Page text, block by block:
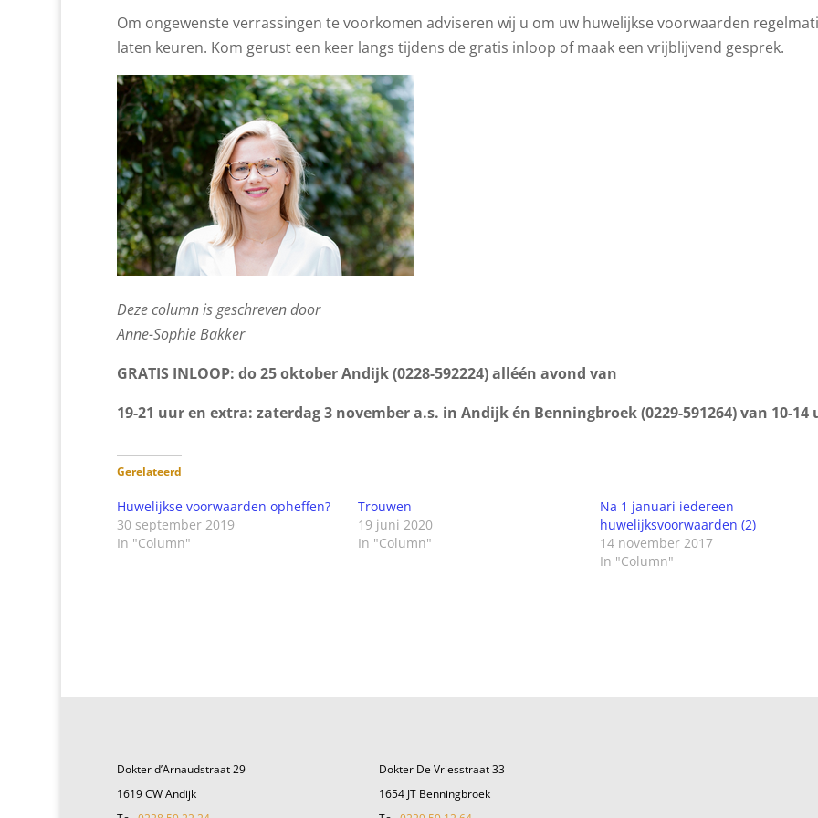
Om ongewenste verrassingen te voorkomen adviseren wij u om uw huwelijkse voorwaarden
laten keuren. Kom gerust een keer langs tijdens de gratis inloop of maak een vrijblijvend gesprek.
Deze column is geschreven door
Anne-Sophie Bakker
GRATIS INLOOP: do 25 oktober Andijk (0228-592224) alléén avond van
19-21 uur en extra: zaterdag 3 november a.s. in Andijk én Benningbroek (0229-591264) van 10-14
Gerelateerd
Huwelijkse voorwaarden opheffen?
30 september 2019
In "Column"
Trouwen
19 juni 2020
In "Column"
Na 1 januari iedereen
huwelijksvoorwaarden (2)
14 november 2017
In "Column"
Dokter d’Arnaudstraat 29
1619 CW Andijk
Dokter De Vriesstraat 33
1654 JT Benningbroek